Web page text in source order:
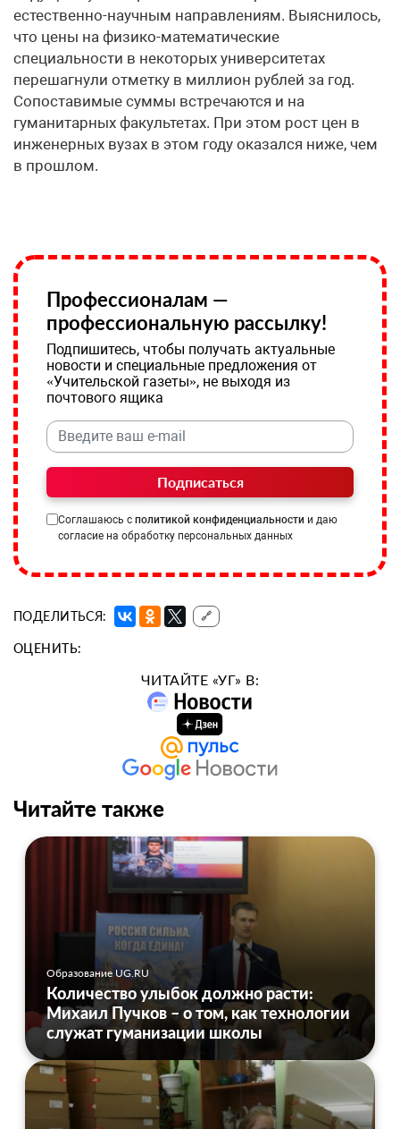
естественно-научным направлениям. Выяснилось,
что цены на физико-математические
специальности в некоторых университетах
перешагнули отметку в миллион рублей за год.
Сопоставимые суммы встречаются и на
гуманитарных факультетах. При этом рост цен в
инженерных вузах в этом году оказался ниже, чем
в прошлом.
Профессионалам —
профессиональную рассылку!
Подпишитесь, чтобы получать актуальные
новости и специальные предложения от
«Учительской газеты», не выходя из
почтового ящика
Подписаться
Соглашаюсь с политикой конфиденциальности и даю
согласие на обработку персональных данных
ПОДЕЛИТЬСЯ: 🔗
ОЦЕНИТЬ:
ЧИТАЙТЕ «УГ» В:
Читайте также
Образование UG.RU
Количество улыбок должно расти:
Михаил Пучков – о том, как технологии
служат гуманизации школы